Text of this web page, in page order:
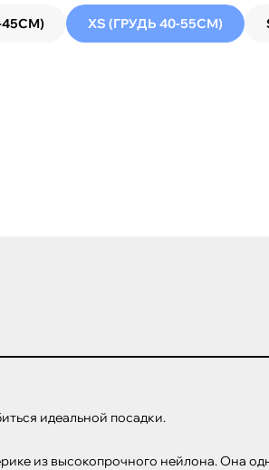
45СМ) XS (ГРУДЬ 40-55СМ)
идеальной посадки.
из высокопрочного нейлона. Она